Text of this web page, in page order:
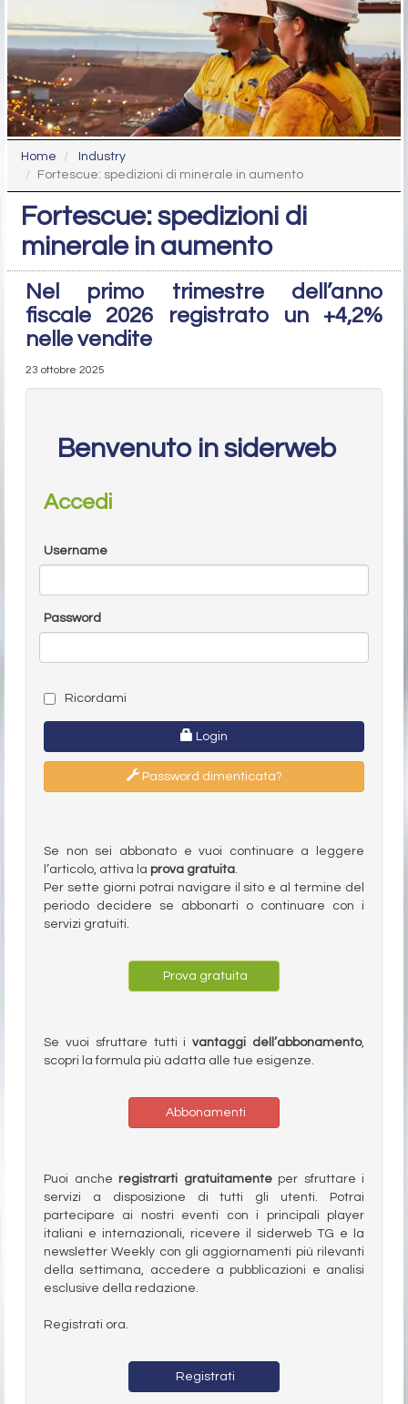
Home
Industry
Fortescue: spedizioni di minerale in aumento
Fortescue: spedizioni di
minerale in aumento
Nel primo trimestre dell’anno
fiscale 2026 registrato un +4,2%
nelle vendite
23 ottobre 2025
Benvenuto in siderweb
Accedi
Username
Password
Ricordami
Login
Password dimenticata?
Se non sei abbonato e vuoi continuare a leggere
l’articolo, attiva la prova gratuita.
Per sette giorni potrai navigare il sito e al termine del
periodo decidere se abbonarti o continuare con i
servizi gratuiti.
Prova gratuita
Se vuoi sfruttare tutti ivantaggi dell’abbonamento,
scopri la formula più adatta alle tue esigenze.
Abbonamenti
Puoi anche registrarti gratuitamenteper sfruttare i
servizi a disposizione di tutti gli utenti. Potrai
partecipare ai nostri eventi con i principali player
italiani e internazionali, ricevere il siderweb TG e la
newsletter Weekly con gli aggiornamenti più rilevanti
della settimana, accedere a pubblicazioni e analisi
esclusive della redazione.
Registrati ora.
Registrati